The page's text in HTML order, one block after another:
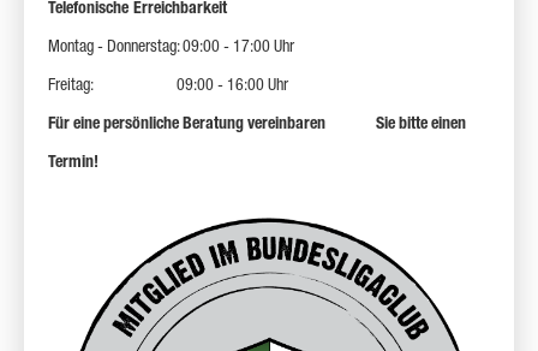
Telefonische Erreichbarkeit
Montag - Donnerstag: 09:00 - 17:00 Uhr
Freitag: 09:00 - 16:00 Uhr
Für eine persönliche Beratung vereinbaren Sie bitte einen
Termin!